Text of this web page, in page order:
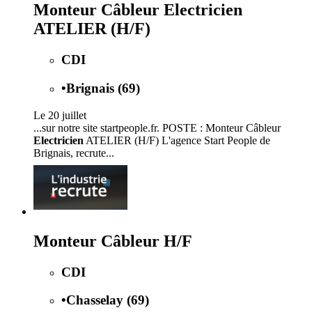
Monteur Câbleur Electricien
ATELIER (H/F)
CDI
•Brignais (69)
Le 20 juillet
...sur notre site startpeople.fr. POSTE : Monteur Câbleur
Electricien ATELIER (H/F) L'agence Start People de
Brignais, recrute...
Monteur Câbleur H/F
CDI
•Chasselay (69)